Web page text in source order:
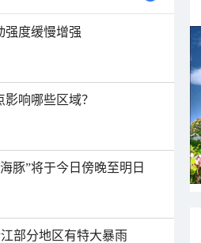
强度缓慢增强
响哪些区域？
豚”将于今日傍晚至明日
部分地区有特大暴雨